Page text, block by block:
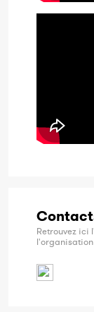
Retrouvez ici